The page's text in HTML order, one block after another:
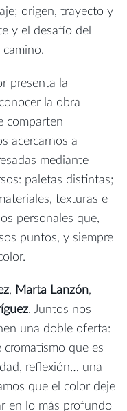
origen, trayecto y
y el desafío del
presenta la
la obra
comparten
acercarnos a
mediante
paletas distintas;
texturas e
personales que,
puntos, y siempre
, Marta Lanzón,
. Juntos nos
una doble oferta:
cromatismo que es
reflexión… una
que el color deje
en lo más profundo